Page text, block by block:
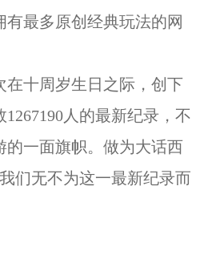
有最多原创经典玩法的网
十周岁生日之际，创下
人的最新纪录，不
的一面旗帜。做为大话西
们无不为这一最新纪录而